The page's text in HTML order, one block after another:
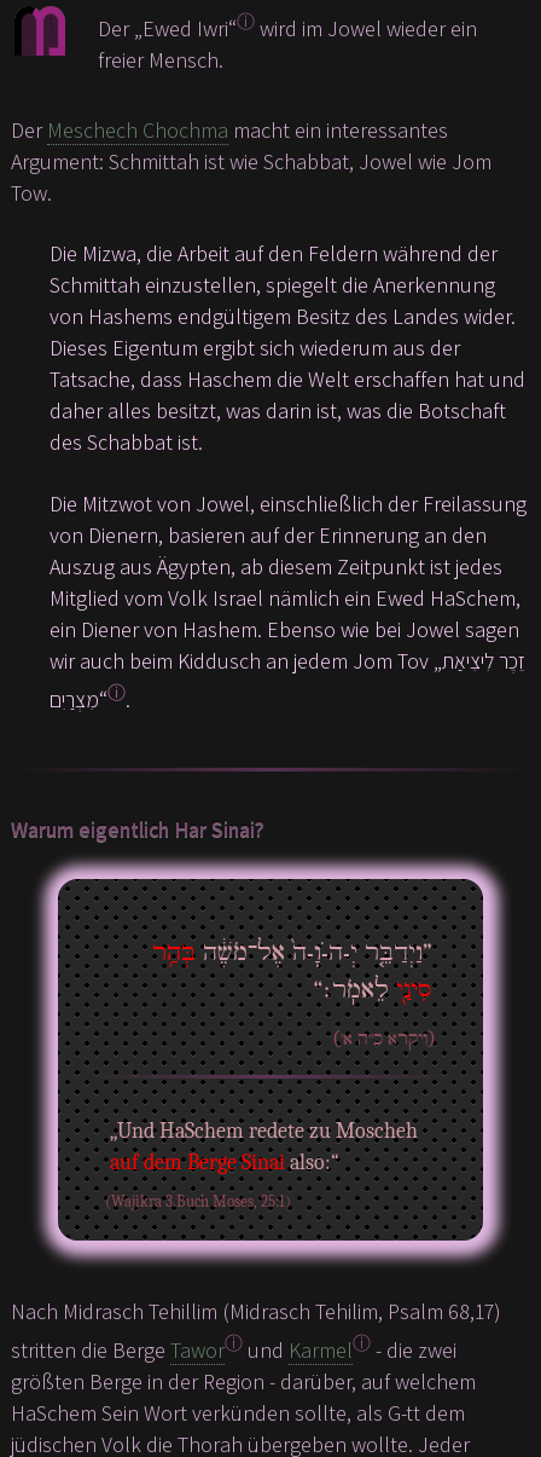
Der „Ewed Iwri“ⓘwird im Jowel wieder ein
freier Mensch.
Der Meschech Chochma macht ein interessantes
Argument: Schmittah ist wie Schabbat, Jowel wie Jom
Tow.
Die Mizwa, die Arbeit auf den Feldern während der
Schmittah einzustellen, spiegelt die Anerkennung
von Hashems endgültigem Besitz des Landes wider.
Dieses Eigentum ergibt sich wiederum aus der
Tatsache, dass Haschem die Welt erschaffen hat und
daher alles besitzt, was darin ist, was die Botschaft
des Schabbat ist.
Die Mitzwot von Jowel, einschließlich der Freilassung
von Dienern, basieren auf der Erinnerung an den
Auszug aus Ägypten, ab diesem Zeitpunkt ist jedes
Mitglied vom Volk Israel nämlich ein Ewed HaSchem,
ein Diener von Hashem. Ebenso wie bei Jowel sagen
wir auch beim Kiddusch an jedem Jom Tov „זֵכֶר לִיצִיאַת
מִצְרַיִם“ⓘ.
Warum eigentlich Har Sinai?
”וַיְדַבֵּ֤ר יְ-ה-ֹוָ-ה֙ אֶל־מֹשֶׁ֔הבְּהַ֥ר
סִינַ֖ילֵאמֹֽר׃“
(ויקרא כ"ה א')
„Und HaSchem redete zu Moscheh
auf dem Berge Sinaialso:“
(Wajikra 3.Buch Moses, 25:1)
Nach Midrasch Tehillim (Midrasch Tehilim, Psalm 68,17)
stritten die Berge Taworⓘund Karmelⓘ- die zwei
größten Berge in der Region - darüber, auf welchem
HaSchem Sein Wort verkünden sollte, als G-tt dem
jüdischen Volk die Thorah übergeben wollte. Jeder